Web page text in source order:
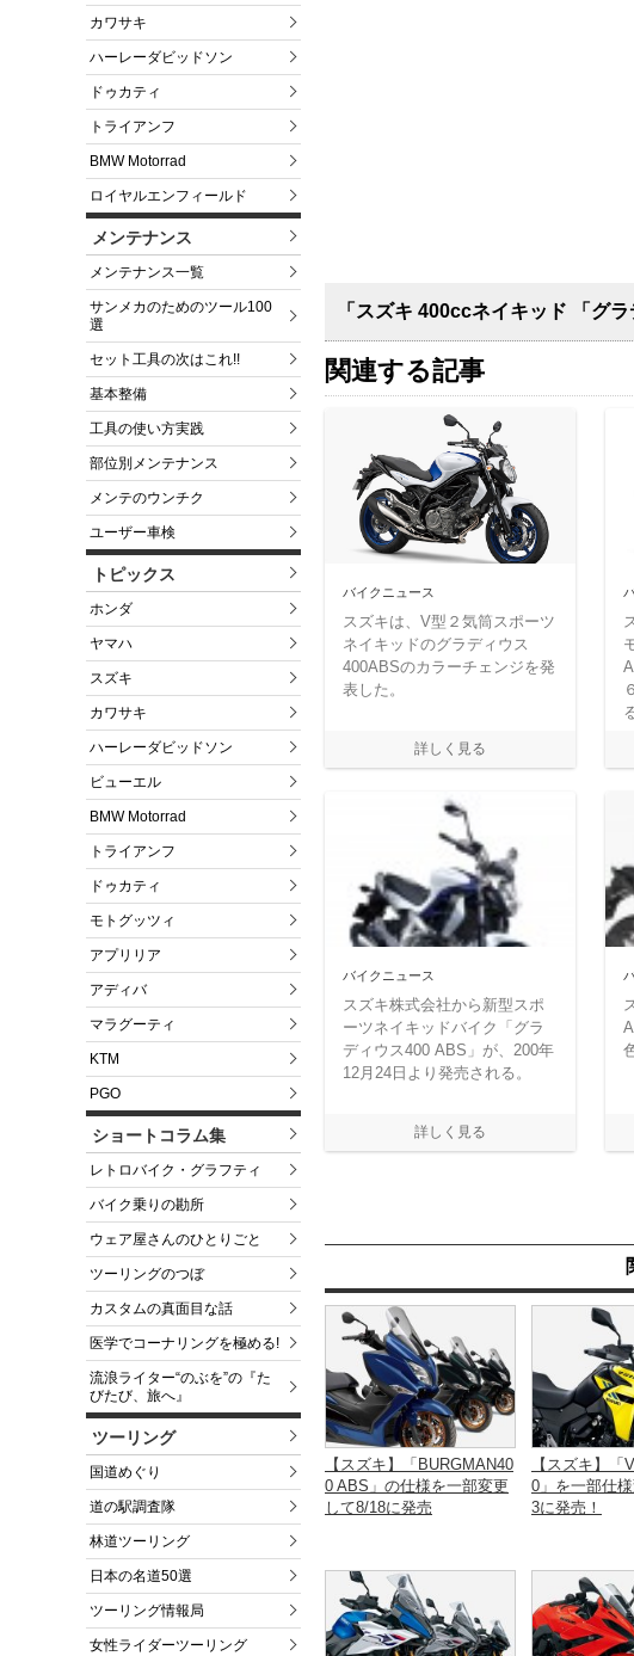
カワサキ
ハーレーダビッドソン
ドゥカティ
トライアンフ
BMW Motorrad
ロイヤルエンフィールド
メンテナンス
メンテナンス一覧
サンメカのためのツール100
選
セット工具の次はこれ!!
基本整備
工具の使い方実践
部位別メンテナンス
メンテのウンチク
ユーザー車検
トピックス
ホンダ
ヤマハ
スズキ
カワサキ
ハーレーダビッドソン
ビューエル
BMW Motorrad
トライアンフ
ドゥカティ
モトグッツィ
アプリリア
アディバ
マラグーティ
KTM
PGO
ショートコラム集
レトロバイク・グラフティ
バイク乗りの勘所
ウェア屋さんのひとりごと
ツーリングのつぼ
カスタムの真面目な話
医学でコーナリングを極める!
流浪ライター“のぶを”の『た
びたび、旅へ』
ツーリング
国道めぐり
道の駅調査隊
林道ツーリング
日本の名道50選
ツーリング情報局
女性ライダーツーリング
「スズキ 400ccネイキッド 「グ
関連する記事
バイクニュース
スズキは、V型２気筒スポーツ
ネイキッドのグラディウス
400ABSのカラーチェンジを発
表した。
バイクニュース
スズキ株式会社から新型スポ
ーツネイキッドバイク「グラ
ディウス400 ABS」が、200年
12月24日より発売される。
【スズキ】「BURGMAN40
0 ABS」の仕様を一部変更
して8/18に発売
【スズキ】「
0」を一部仕
3に発売！